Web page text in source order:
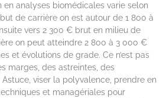
en analyses biomédicales varie selon
de carrière on est autour de 1 800 à
vers 2 300 € brut en milieu de
on peut atteindre 2 800 à 3 000 €
et évolutions de grade. Ce n’est pas
marges, des astreintes, des
viser la polyvalence, prendre en
et managériales pour